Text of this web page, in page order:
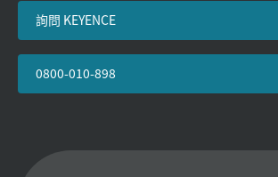
詢問 KEYENCE
0800-010-898